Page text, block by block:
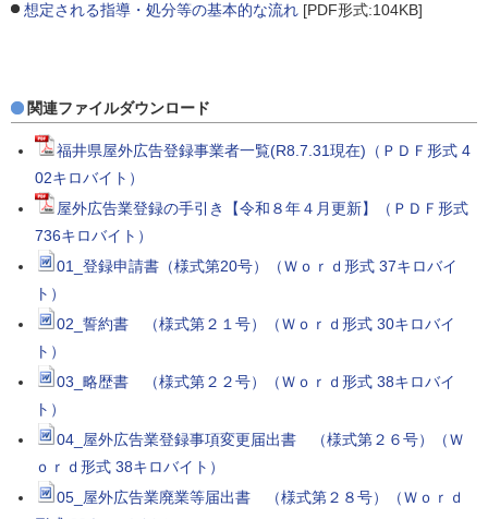
想定される指導・処分等の基本的な流れ [PDF形式:104KB]
関連ファイルダウンロード
福井県屋外広告登録事業者一覧(R8.7.31現在)（ＰＤＦ形式 4
02キロバイト）
屋外広告業登録の手引き【令和８年４月更新】（ＰＤＦ形式
736キロバイト）
01_登録申請書（様式第20号）（Ｗｏｒｄ形式 37キロバイ
ト）
02_誓約書 （様式第２１号）（Ｗｏｒｄ形式 30キロバイ
ト）
03_略歴書 （様式第２２号）（Ｗｏｒｄ形式 38キロバイ
ト）
04_屋外広告業登録事項変更届出書 （様式第２６号）（Ｗ
ｏｒｄ形式 38キロバイト）
05_屋外広告業廃業等届出書 （様式第２８号）（Ｗｏｒｄ